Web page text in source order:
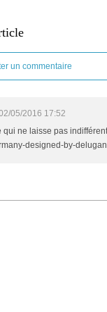
un commentaire
05/2016 17:52
qui ne laisse pas
designed-by-